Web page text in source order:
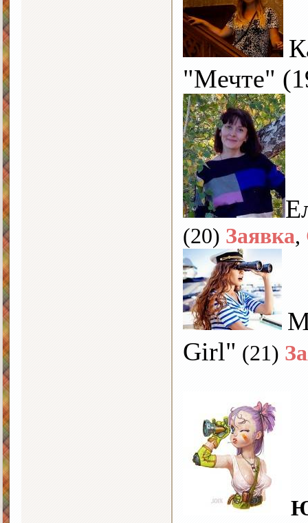
"Мечте"
(20) Заявка,
Girl" (21)